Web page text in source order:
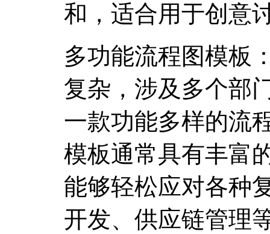
和，适合用于创意
多功能流程图模板
复杂，涉及多个部
一款功能多样的流
模板通常具有丰富
能够轻松应对各种
开发、供应链管理